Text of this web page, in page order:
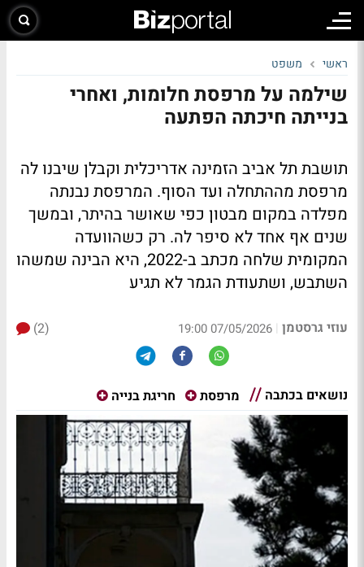
ראשי משפט
שילמה על מרפסת חלומות, ואחרי
בנייתה חיכתה הפתעה
תושבת תל אביב הזמינה אדריכלית וקבלן שיבנו לה
מרפסת מההתחלה ועד הסוף. המרפסת נבנתה
מפלדה במקום מבטון כפי שאושר בהיתר, ובמשך
שנים אף אחד לא סיפר לה. רק כשהוועדה
המקומית שלחה מכתב ב-2022, היא הבינה שמשהו
השתבש, ושתעודת הגמר לא תגיע
עוזי גרסטמן |
07/05/2026 19:00
(2)
נושאים בכתבה מרפסת חריגת בנייה